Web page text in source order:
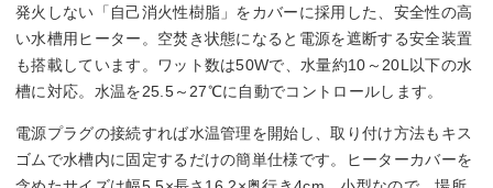
発火しない「自己消火性樹脂」をカバーに採用した、安全性の高
い水槽用ヒーター。空焚き状態になると電源を遮断する安全装置
も搭載しています。ワット数は50Wで、水量約10～20L以下の水
槽に対応。水温を25.5～27℃に自動でコントロールします。
電源プラグの接続すれば水温管理を開始し、取り付け方法もキス
ゴムで水槽内に固定するだけの簡単仕様です。ヒーターカバーを